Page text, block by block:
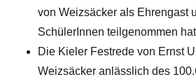
von Weizsäcker als Ehrengast
SchülerInnen teilgenommen
Die Kieler Festrede von Ernst
Weizsäcker anlässlich des